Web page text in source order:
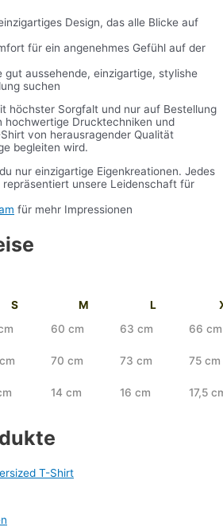
Design, das alle Blicke auf
für ein angenehmes Gefühl auf der
gut aussehende, einzigartige, stylishe
suchen
höchster Sorgfalt und nur auf Bestellung
hochwertige Drucktechniken und
von herausragender Qualität
begleiten wird.
nur einzigartige Eigenkreationen. Jedes
repräsentiert unsere Leidenschaft für
für mehr Impressionen
S M L
60 cm 63 cm 66 cm
70 cm 73 cm 75 cm
14 cm 16 cm 17,5